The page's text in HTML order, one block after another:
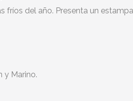
fríos del año. Presenta un
y Marino.